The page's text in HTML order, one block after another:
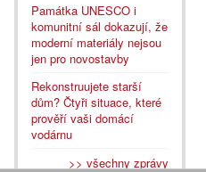
Památka UNESCO i
komunitní sál dokazují, že
moderní materiály nejsou
jen pro novostavby
Rekonstruujete starší
dům? Čtyři situace, které
prověří vaši domácí
vodárnu
>> všechny zprávy